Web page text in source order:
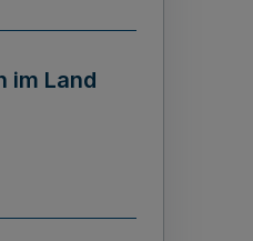
im Land